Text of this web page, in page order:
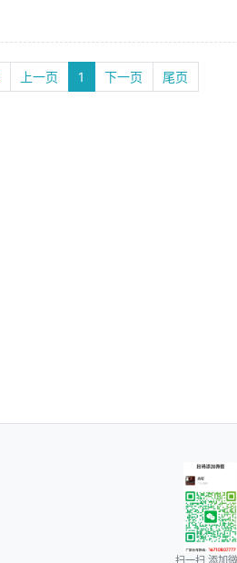
上一页 1 下一页 尾页
扫一扫 添加